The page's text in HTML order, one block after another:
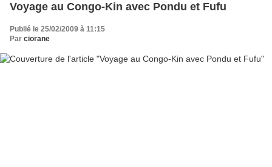
Voyage au Congo-Kin avec Pondu et Fufu
Publié le 25/02/2009 à 11:15
Par ciorane